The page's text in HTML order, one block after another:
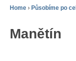
Home › Působíme po
Manětín